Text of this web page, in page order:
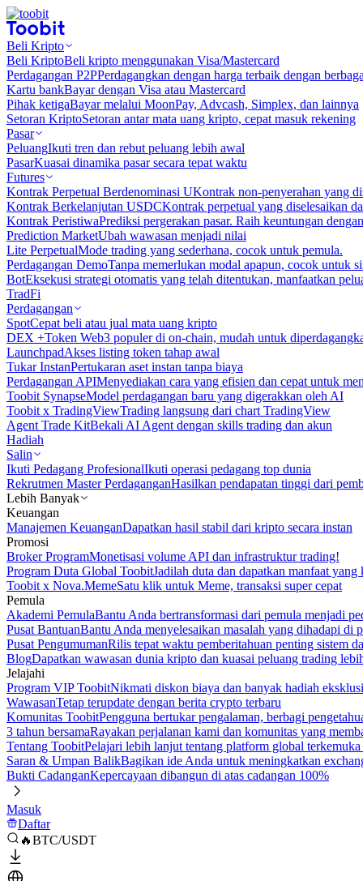
Beli Kripto
Beli KriptoBeli kripto menggunakan Visa/Mastercard
Perdagangan P2PPerdagangkan dengan harga terbaik dengan
Kartu bankBayar dengan Visa atau Mastercard
Pihak ketigaBayar melalui MoonPay, Advcash, Simplex, dan lainnya
Setoran KriptoSetoran antar mata uang kripto, cepat masuk rekening
Pasar
PeluangIkuti tren dan rebut peluang lebih awal
PasarKuasai dinamika pasar secara tepat waktu
Futures
Kontrak Perpetual Berdenominasi UKontrak non-penyerahan yang
Kontrak Berkelanjutan USDCKontrak perpetual yang diselesaikan
Kontrak PeristiwaPrediksi pergerakan pasar. Raih keuntungan
Prediction MarketUbah wawasan menjadi nilai
Lite PerpetualMode trading yang sederhana, cocok untuk pemula.
Perdagangan DemoTanpa memerlukan modal apapun, cocok untuk
BotEksekusi strategi otomatis yang telah ditentukan, manfaatkan
TradFi
Perdagangan
SpotCepat beli atau jual mata uang kripto
DEX +Token Web3 populer di on-chain, mudah untuk
LaunchpadAkses listing token tahap awal
Tukar InstanPertukaran aset instan tanpa biaya
Perdagangan APIMenyediakan cara yang efisien dan cepat untuk
Toobit SynapseModel perdagangan baru yang digerakkan oleh AI
Toobit x TradingViewTrading langsung dari chart TradingView
Agent Trade KitBekali AI Agent dengan skills trading dan akun
Hadiah
Salin
Ikuti Pedagang ProfesionalIkuti operasi pedagang top dunia
Rekrutmen Master PerdaganganHasilkan pendapatan tinggi dari
Lebih Banyak
Keuangan
Manajemen KeuanganDapatkan hasil stabil dari kripto secara instan
Promosi
Broker ProgramMonetisasi volume API dan infrastruktur trading!
Program Duta Global ToobitJadilah duta dan dapatkan manfaat
Toobit x Nova.MemeSatu klik untuk Meme, transaksi super cepat
Pemula
Akademi PemulaBantu Anda bertransformasi dari pemula menjadi
Pusat BantuanBantu Anda menyelesaikan masalah yang dihadapi di
Pusat PengumumanRilis tepat waktu pemberitahuan penting sistem
BlogDapatkan wawasan dunia kripto dan kuasai peluang trading
Jelajahi
Program VIP ToobitNikmati diskon biaya dan banyak hadiah
WawasanTetap terupdate dengan berita crypto terbaru
Komunitas ToobitPengguna bertukar pengalaman, berbagi
3 tahun bersamaRayakan perjalanan kami dan komunitas yang
Tentang ToobitPelajari lebih lanjut tentang platform global
Saran & Umpan BalikBagikan ide Anda untuk meningkatkan
Bukti CadanganKepercayaan dibangun di atas cadangan 100%
Masuk
Daftar
🔥BTC/USDT